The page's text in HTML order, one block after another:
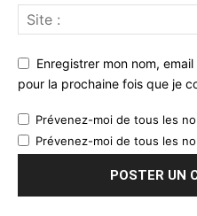
Enregistrer mon nom,
pour la prochaine fois que je
Prévenez-moi de tous les
Prévenez-moi de tous les